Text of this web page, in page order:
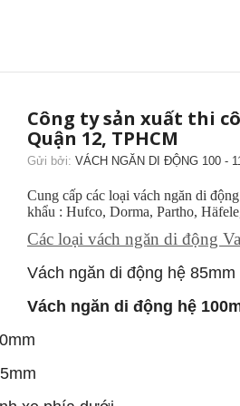
Công ty sản xuất thi
Quận 12, TPHCM
Gửi bởi: VÁCH NGĂN DI ĐỘNG 100 -
Cung cấp các loại vách ngăn di
khẩu : Hufco, Dorma, Partho,
Các loại vách ngăn di động
Vách ngăn di động hệ 85mm
Vách ngăn di động hệ
mm
mm